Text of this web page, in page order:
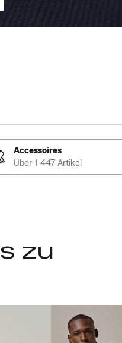
Accessoires
Über 1 447 Artikel
zu